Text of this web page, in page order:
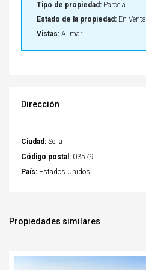
Tipo de propiedad: Parcela
Estado de la propiedad: En Venta
Vistas: Al mar
Dirección
Ciudad: Sella
Código postal: 03579
País: Estados Unidos
Propiedades similares